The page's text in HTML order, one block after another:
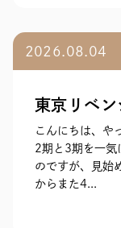
2026.08.04
東京リベン
こんにちは、や
2期と3期を一気
のですが、見始
からまた4...